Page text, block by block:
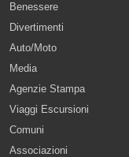
Benessere
Divertimenti
Auto/Moto
Media
Agenzie Stampa
Viaggi Escursioni
Comuni
Associazioni